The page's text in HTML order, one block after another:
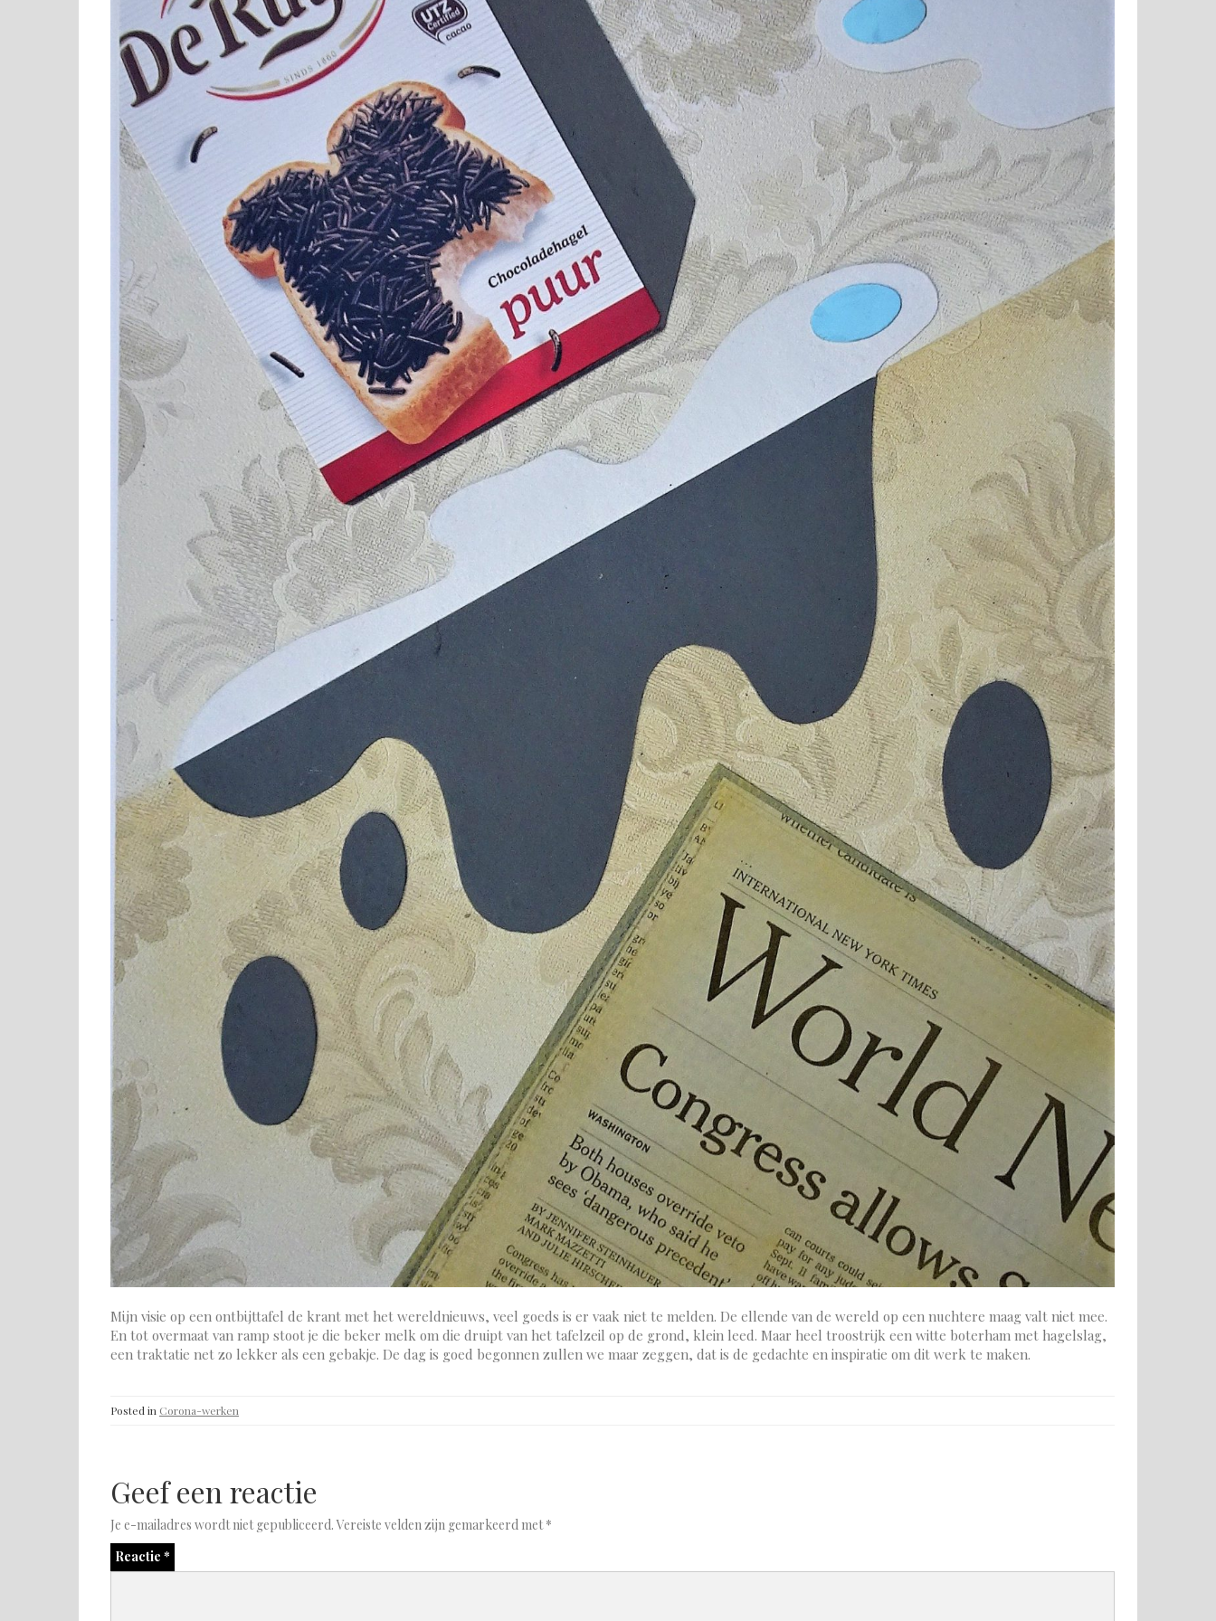
Mijn visie op een ontbijttafel de krant met het wereldnieuws, veel goeds is er vaak niet te melden. De ellende van de wereld op een nuchtere maag valt niet mee.
En tot overmaat van ramp stoot je die beker melk om die druipt van het tafelzeil op de grond, klein leed. Maar heel troostrijk een witte boterham met hagelslag,
een traktatie net zo lekker als een gebakje. De dag is goed begonnen zullen we maar zeggen, dat is de gedachte en inspiratie om dit werk te maken.
Posted in Corona-werken
Geef een reactie
Je e-mailadres wordt niet gepubliceerd. Vereiste velden zijn gemarkeerd met*
Reactie *